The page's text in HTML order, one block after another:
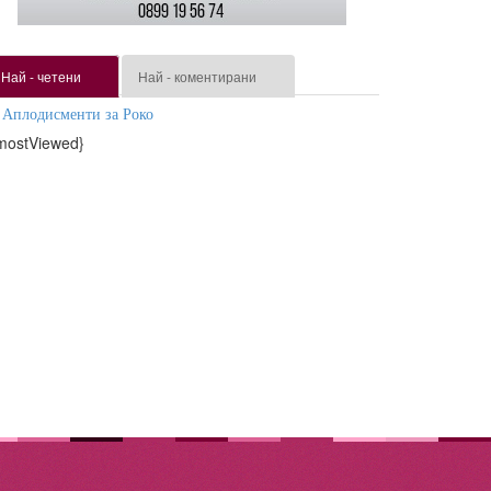
Най - четени Най - коментирани
Аплодисменти за Роко